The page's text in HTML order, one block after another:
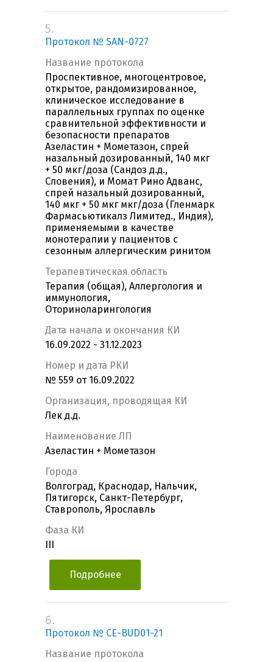
5.
Протокол № SAN-0727
Название протокола
Проспективное, многоцентровое,
открытое, рандомизированное,
клиническое исследование в
параллельных группах по оценке
сравнительной эффективности и
безопасности препаратов
Азеластин + Мометазон, спрей
назальный дозированный, 140 мкг
+ 50 мкг/доза (Сандоз д.д.,
Словения), и Момат Рино Адванс,
спрей назальный дозированный,
140 мкг + 50 мкг мкг/доза (Гленмарк
Фармасьютикалз Лимитед., Индия),
применяемыми в качестве
монотерапии у пациентов с
сезонным аллергическим ринитом
Терапевтическая область
Терапия (общая), Аллергология и
иммунология,
Оториноларингология
Дата начала и окончания КИ
16.09.2022 - 31.12.2023
Номер и дата РКИ
№ 559 от 16.09.2022
Организация, проводящая КИ
Лек д.д.
Наименование ЛП
Азеластин + Мометазон
Города
Волгоград, Краснодар, Нальчик,
Пятигорск, Санкт-Петербург,
Ставрополь, Ярославль
Фаза КИ
Подробнее
6.
Протокол № CE-BUD01-21
Название протокола